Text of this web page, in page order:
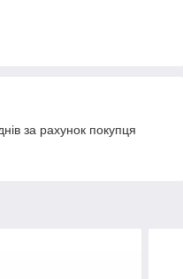
за рахунок покупця